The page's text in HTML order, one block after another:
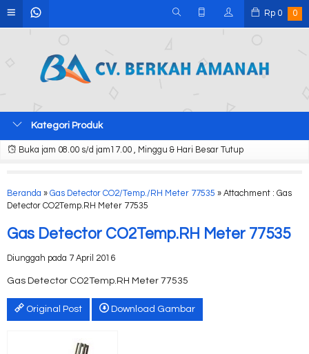
Rp 0 0
Kategori Produk
Buka jam 08.00 s/d jam17.00 , Minggu & Hari Besar Tutup
Beranda » Gas Detector CO2/Temp./RH Meter 77535 » Attachment : Gas
Detector CO2Temp.RH Meter 77535
Gas Detector CO2Temp.RH Meter 77535
Diunggah pada 7 April 2016
Gas Detector CO2Temp.RH Meter 77535
Original Post Download Gambar